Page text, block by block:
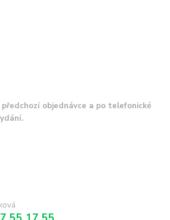
objednávce a po telefonické